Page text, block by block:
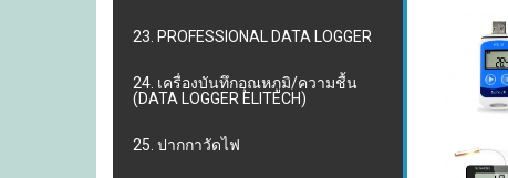
23. PROFESSIONAL DATA LOGGER
24. เครื่องบันทึกอุณหภูมิ/ความชื้น
(DATA LOGGER ELITECH)
25. ปากกาวัดไฟ